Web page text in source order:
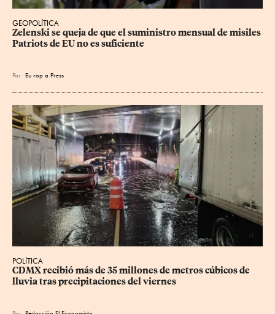
GEOPOLÍTICA
Zelenski se queja de que el suministro mensual de misiles
Patriots de EU no es suficiente
Por Eu rop a Press
POLÍTICA
CDMX recibió más de 35 millones de metros cúbicos de
lluvia tras precipitaciones del viernes